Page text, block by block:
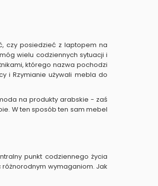
czy posiedzieć z laptopem na
wielu codziennych sytuacji i
którego nazwa pochodzi
i Rzymianie używali mebla do
na produkty arabskie - zaś
W ten sposób ten sam mebel
punkt codziennego życia
wymaganiom. Jak